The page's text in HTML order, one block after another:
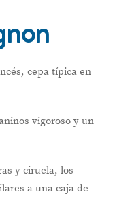
cepa típica en
vigoroso y un
y ciruela, los
a una caja de